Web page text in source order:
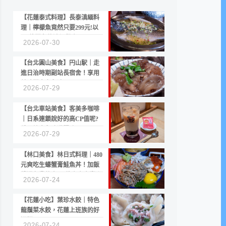
【花蓮泰式料理】長泰滇緬料
理｜檸檬魚竟然只要299元!以
2026-07-30
【台北圓山美食】円山駅｜走
進日治時期副站長宿舍！享用
2026-07-29
【台北車站美食】客美多咖啡
｜日系連鎖說好的高CP值呢?
2026-07-29
【林口美食】林日式料理｜480
元爽吃生蠔蟹膏鮭魚丼！加飯
2026-07-24
【花蓮小吃】葉珍水餃｜特色
龍鬚菜水餃，花蓮上班族的好